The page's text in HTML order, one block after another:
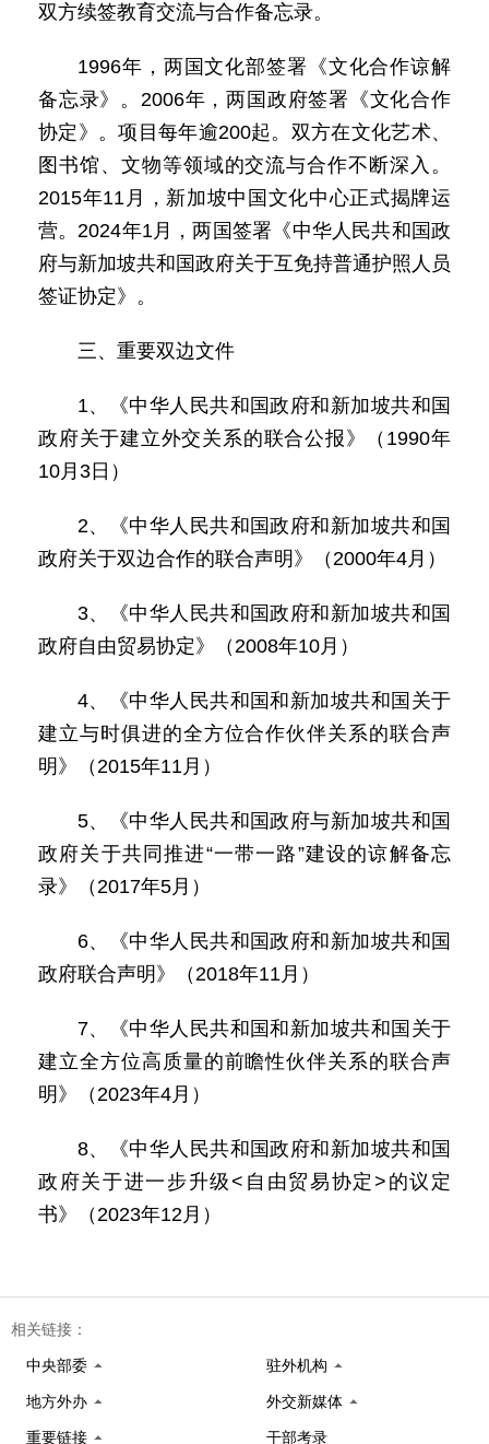
双方续签教育交流与合作备忘录。
1996年，两国文化部签署《文化合作谅解
备忘录》。2006年，两国政府签署《文化合作
协定》。项目每年逾200起。双方在文化艺术、
图书馆、文物等领域的交流与合作不断深入。
2015年11月，新加坡中国文化中心正式揭牌运
营。2024年1月，两国签署《中华人民共和国政
府与新加坡共和国政府关于互免持普通护照人员
签证协定》。
三、重要双边文件
1、《中华人民共和国政府和新加坡共和国
政府关于建立外交关系的联合公报》（1990年
10月3日）
2、《中华人民共和国政府和新加坡共和国
政府关于双边合作的联合声明》（2000年4月）
3、《中华人民共和国政府和新加坡共和国
政府自由贸易协定》（2008年10月）
4、《中华人民共和国和新加坡共和国关于
建立与时俱进的全方位合作伙伴关系的联合声
明》（2015年11月）
5、《中华人民共和国政府与新加坡共和国
政府关于共同推进“一带一路”建设的谅解备忘
录》（2017年5月）
6、《中华人民共和国政府和新加坡共和国
政府联合声明》（2018年11月）
7、《中华人民共和国和新加坡共和国关于
建立全方位高质量的前瞻性伙伴关系的联合声
明》（2023年4月）
8、《中华人民共和国政府和新加坡共和国
政府关于进一步升级<自由贸易协定>的议定
书》（2023年12月）
相关链接：
中央部委 驻外机构
地方外办 外交新媒体
重要链接 干部考录